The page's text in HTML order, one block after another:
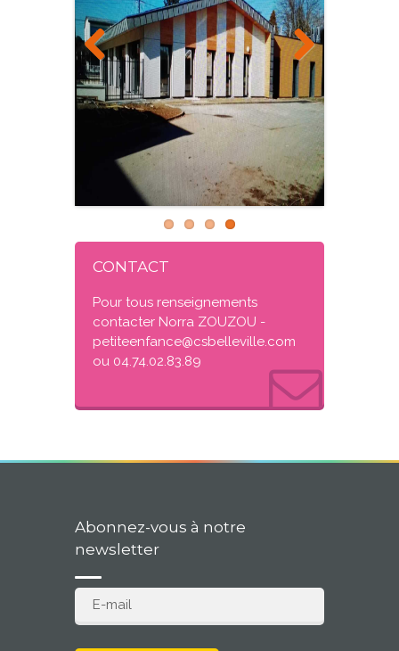
Previous Next
CONTACT
Pour tous renseignements
contacter Norra ZOUZOU -
petiteenfance@csbelleville.com
ou 04.74.02.83.89
Abonnez-vous à notre
newsletter